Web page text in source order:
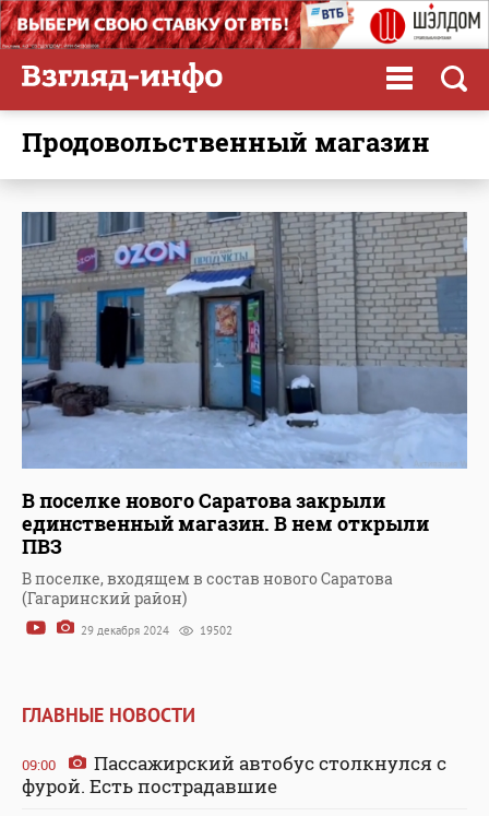
продовольственный магазин
В поселке нового Саратова закрыли
единственный магазин. В нем открыли
ПВЗ
В поселке, входящем в состав нового Саратова
(Гагаринский район)
29 декабря 2024 19502
ГЛАВНЫЕ НОВОСТИ
09:00
Пассажирский автобус столкнулся с
фурой. Есть пострадавшие